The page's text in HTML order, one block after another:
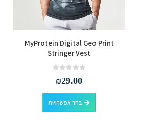
MyProtein Digital Geo Print
Stringer Vest
₪29.00
בחר אפשרויות
למוצר זה יש מספר סוגים. ניתן לבחור את האפשרויות בעמוד המוצר